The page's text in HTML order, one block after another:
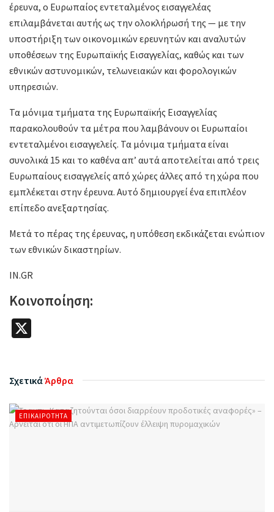
έρευνα, ο Ευρωπαίος εντεταλμένος εισαγγελέας
επιλαμβάνεται αυτής ως την ολοκλήρωσή της — με την
υποστήριξη των οικονομικών ερευνητών και αναλυτών
υποθέσεων της Ευρωπαϊκής Εισαγγελίας, καθώς και των
εθνικών αστυνομικών, τελωνειακών και φορολογικών
υπηρεσιών.
Τα μόνιμα τμήματα της Ευρωπαϊκής Εισαγγελίας
παρακολουθούν τα μέτρα που λαμβάνουν οι Ευρωπαίοι
εντεταλμένοι εισαγγελείς. Τα μόνιμα τμήματα είναι
συνολικά 15 και το καθένα απ’ αυτά αποτελείται από τρεις
Ευρωπαίους εισαγγελείς από χώρες άλλες από τη χώρα που
εμπλέκεται στην έρευνα. Αυτό δημιουργεί ένα επιπλέον
επίπεδο ανεξαρτησίας.
Μετά το πέρας της έρευνας, η υπόθεση εκδικάζεται ενώπιον
των εθνικών δικαστηρίων.
IN.GR
Κοινοποίηση:
ΣχετικάΆρθρα
ΕΠΙΚΑΙΡΌΤΗΤΑ